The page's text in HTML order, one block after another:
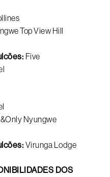
Top View Hill
Five
Nyungwe
Virunga Lodge
DOS